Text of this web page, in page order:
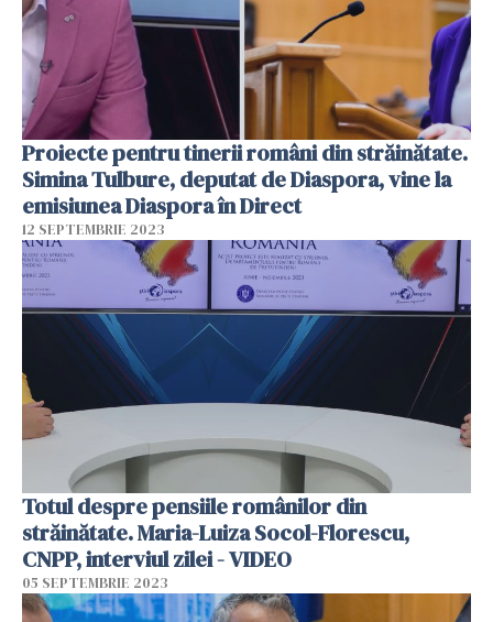
Proiecte pentru tinerii români din străinătate.
Simina Tulbure, deputat de Diaspora, vine la
emisiunea Diaspora în Direct
12 SEPTEMBRIE 2023
Totul despre pensiile românilor din
străinătate. Maria-Luiza Socol-Florescu,
CNPP, interviul zilei - VIDEO
05 SEPTEMBRIE 2023